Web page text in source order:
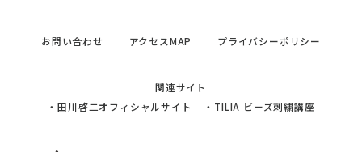
お問い合わせ アクセスMAP プライバシーポリシー
関連サイト
・田川啓二オフィシャルサイト ・ TILIA ビーズ刺繍講座